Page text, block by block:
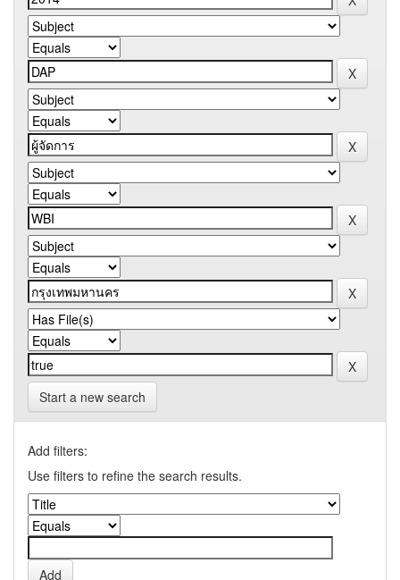
Start a new search
Add filters:
Use filters to refine the search results.